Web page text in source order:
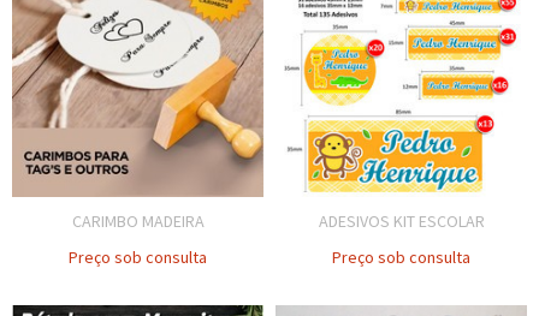
CARIMBO MADEIRA
Preço sob consulta
ADESIVOS KIT ESCOLAR
Preço sob consulta